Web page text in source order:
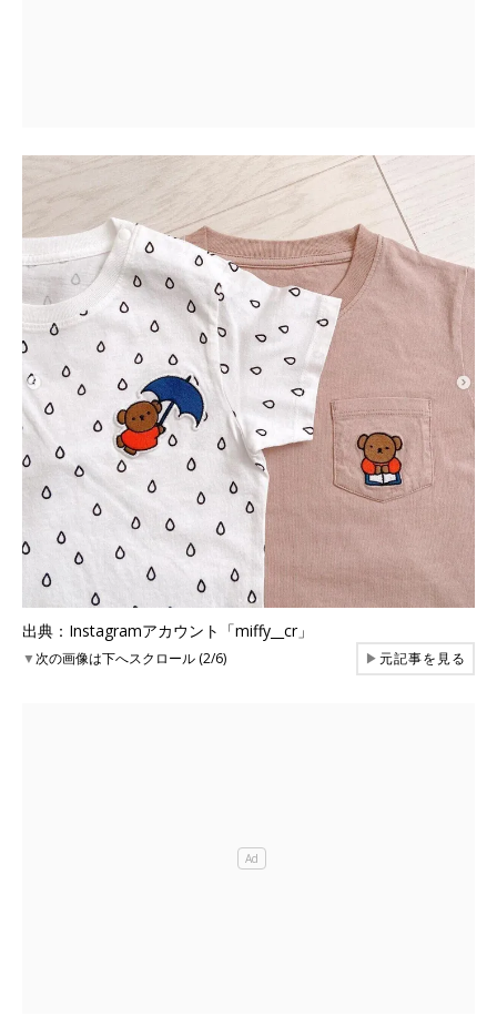
出典：Instagramアカウント「miffy__cr」
▼次の画像は下へスクロール (2/6) ▶元記事を見る